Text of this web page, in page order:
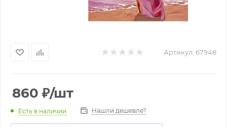
Артикул: 67948
860 ₽/шт
Есть в наличии Нашли дешевле?